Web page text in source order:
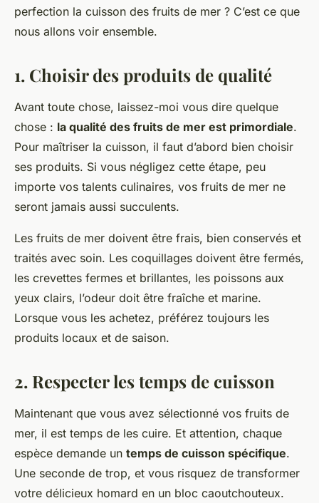
perfection la cuisson des fruits de mer ? C’est ce que
nous allons voir ensemble.
1. Choisir des produits de qualité
Avant toute chose, laissez-moi vous dire quelque
chose : la qualité des fruits de mer est primordiale.
Pour maîtriser la cuisson, il faut d’abord bien choisir
ses produits. Si vous négligez cette étape, peu
importe vos talents culinaires, vos fruits de mer ne
seront jamais aussi succulents.
Les fruits de mer doivent être frais, bien conservés et
traités avec soin. Les coquillages doivent être fermés,
les crevettes fermes et brillantes, les poissons aux
yeux clairs, l’odeur doit être fraîche et marine.
Lorsque vous les achetez, préférez toujours les
produits locaux et de saison.
2. Respecter les temps de cuisson
Maintenant que vous avez sélectionné vos fruits de
mer, il est temps de les cuire. Et attention, chaque
espèce demande un temps de cuisson spécifique.
Une seconde de trop, et vous risquez de transformer
votre délicieux homard en un bloc caoutchouteux.